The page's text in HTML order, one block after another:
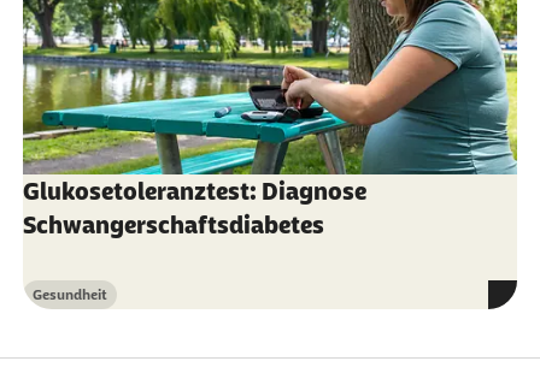
Glukosetoleranztest: Diagnose
Schwangerschaftsdiabetes
Kategorie
Gesundheit